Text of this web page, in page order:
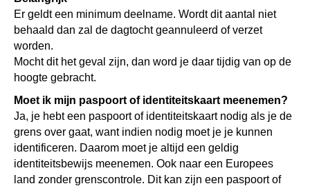
Er geldt een minimum deelname. Wordt dit aantal niet
behaald dan zal de dagtocht geannuleerd of verzet
worden.
Mocht dit het geval zijn, dan word je daar tijdig van op de
hoogte gebracht.
Moet ik mijn paspoort of identiteitskaart meenemen?
Ja, je hebt een paspoort of identiteitskaart nodig als je de
grens over gaat, want indien nodig moet je je kunnen
identificeren. Daarom moet je altijd een geldig
identiteitsbewijs meenemen. Ook naar een Europees
land zonder grenscontrole. Dit kan zijn een paspoort of